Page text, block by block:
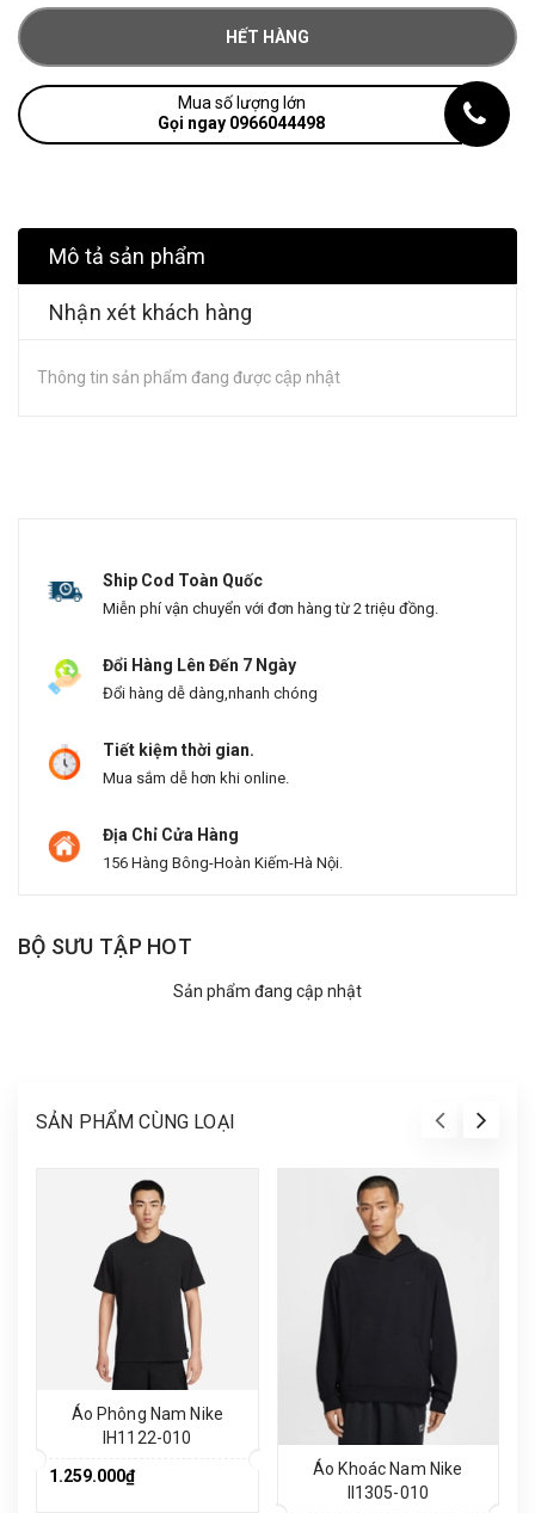
HẾT HÀNG
Mua số lượng lớn
Gọi ngay 0966044498
Mô tả sản phẩm
Nhận xét khách hàng
Thông tin sản phẩm đang được cập nhật
Ship Cod Toàn Quốc
Miễn phí vận chuyển với đơn hàng từ 2 triệu đồng.
Đổi Hàng Lên Đến 7 Ngày
Đổi hàng dễ dàng,nhanh chóng
Tiết kiệm thời gian.
Mua sắm dễ hơn khi online.
Địa Chỉ Cửa Hàng
156 Hàng Bông-Hoàn Kiếm-Hà Nội.
BỘ SƯU TẬP HOT
Sản phẩm đang cập nhật
SẢN PHẨM CÙNG LOẠI
Áo Phông Nam Nike
IH1122-010
1.259.000₫
Áo Khoác Nam Nike
II1305-010